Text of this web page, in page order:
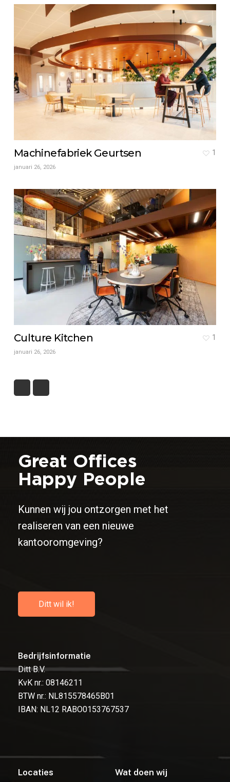
Machinefabriek Geurtsen
januari 26, 2026
1
Culture Kitchen
januari 26, 2026
1
Great Offices
Happy People
Kunnen wij jou ontzorgen met het
realiseren van een nieuwe
kantooromgeving?
Ditt wil ik!
Bedrijfsinformatie
Ditt B.V.
KvK nr.: 08146211
BTW nr.: NL815578465B01
IBAN: NL12 RABO0153767537
Locaties Wat doen wij